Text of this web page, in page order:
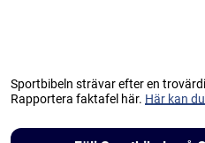
Sportbibeln strävar efter en
Rapportera faktafel här. Här kan